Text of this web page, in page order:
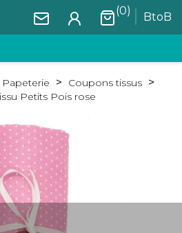
BtoB
(0)
Papeterie
Coupons tissus
Petits Pois rose